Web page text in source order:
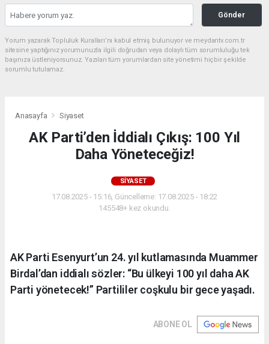
Gönder
Yorum yazarak Topluluk Kuralları’nı kabul etmiş bulunuyor ve meydantv.com.tr
sitesine yaptığınız yorumunuzla ilgili doğrudan veya dolaylı tüm sorumluluğu tek
başınıza üstleniyorsunuz. Yazılan tüm yorumlardan site yönetimi hiçbir şekilde
sorumlu tutulamaz.
Anasayfa Siyaset
AK Parti’den İddialı Çıkış: 100 Yıl
Daha Yöneteceğiz!
SIYASET
17.08.2025 - 15:16, Güncelleme: 17.08.2025 - 18:22
145548+ kez okundu.
AK Parti Esenyurt’un 24. yıl kutlamasında Muammer
Birdal’dan iddialı sözler: “Bu ülkeyi 100 yıl daha AK
Parti yönetecek!” Partililer coşkulu bir gece yaşadı.
ABONE OL